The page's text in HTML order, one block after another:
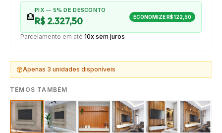
🏦
PIX — 5% DE DESCONTO
R$ 2.327,50 ECONOMIZER$ 122,50
Parcelamento em até 10x sem juros
Apenas 3 unidades disponíveis
TEMOS TAMBÉM